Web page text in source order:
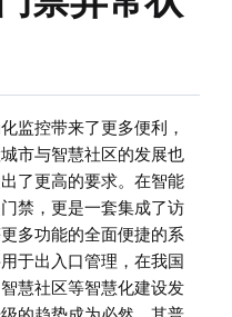
监控带来了更多便利，
市与智慧社区的发展也
了更高的要求。在智能
禁，更是一套集成了访
多功能的全面便捷的系
于出入口管理，在我国
慧社区等智慧化建设发